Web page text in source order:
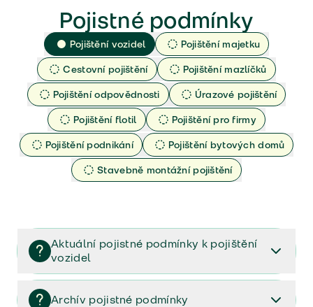
Pojistné podmínky
Pojištění vozidel
Pojištění majetku
Cestovní pojištění
Pojištění mazlíčků
Pojištění odpovědnosti
Úrazové pojištění
Pojištění flotil
Pojištění pro firmy
Pojištění podnikání
Pojištění bytových domů
Stavebně montážní pojištění
Aktuální pojistné podmínky k pojištění
vozidel
Pojištění vozidel/Pojistné podmínky a vše důležité ke
smlouvě (PDF)
Archív pojistné podmínky